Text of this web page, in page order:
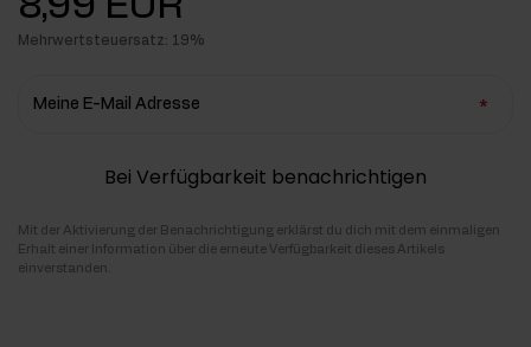
Mehrwertsteuersatz: 19%
Meine E-Mail Adresse
Bei Verfügbarkeit benachrichtigen
Mit der Aktivierung der Benachrichtigung erklärst du dich mit dem einmaligen
Erhalt einer Information über die erneute Verfügbarkeit dieses Artikels
einverstanden.